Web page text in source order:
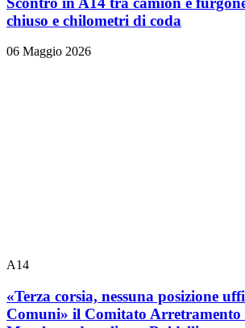
chiuso e chilometri di coda
06 Maggio 2026
A14
«Terza corsia, nessuna posizione
Comuni» il Comitato Arretramento